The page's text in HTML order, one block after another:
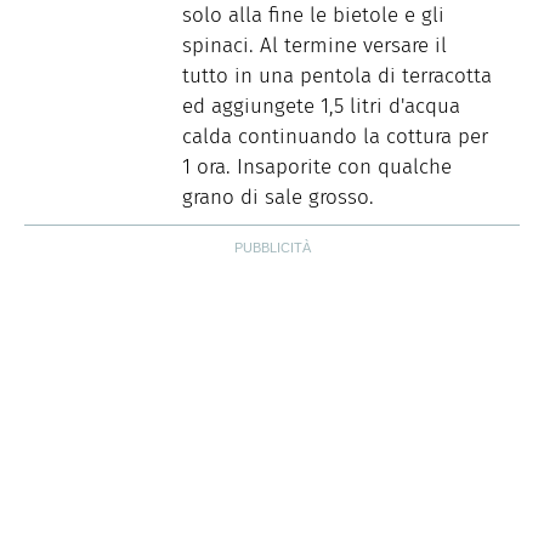
solo alla fine le bietole e gli
spinaci. Al termine versare il
tutto in una pentola di terracotta
ed aggiungete 1,5 litri d'acqua
calda continuando la cottura per
1 ora. Insaporite con qualche
grano di sale grosso.